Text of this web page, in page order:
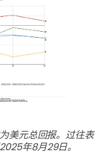
美元总回报。过往表
年8月29日。